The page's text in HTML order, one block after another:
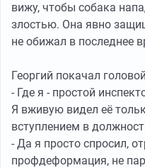
вижу, чтобы собака
злостью. Она явно
не обижал в последнее
Георгий покачал
- Где я - простой
Я вживую видел её
вступлением в
- Да я просто спросил,
профдеформация, не